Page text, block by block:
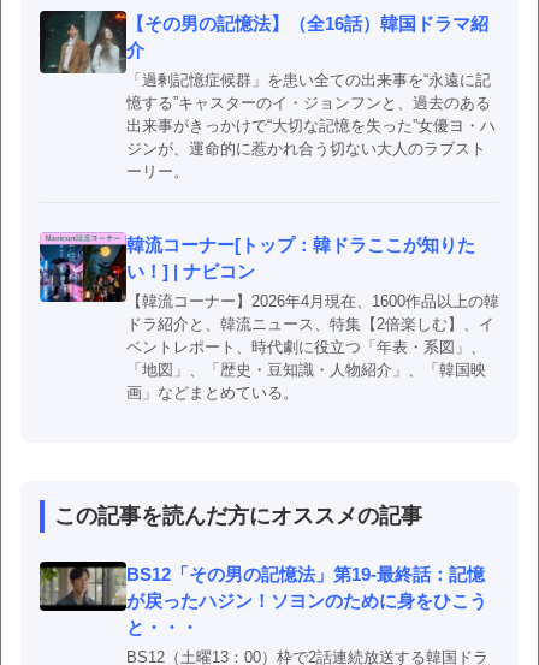
【その男の記憶法】（全16話）韓国ドラマ紹
介
「過剰記憶症候群」を患い全ての出来事を“永遠に記
憶する”キャスターのイ・ジョンフンと、過去のある
出来事がきっかけで“大切な記憶を失った”女優ヨ・ハ
ジンが、運命的に惹かれ合う切ない大人のラブスト
ーリー。
韓流コーナー[トップ：韓ドラここが知りた
い！] | ナビコン
【韓流コーナー】2026年4月現在、1600作品以上の韓
ドラ紹介と、韓流ニュース、特集【2倍楽しむ】、イ
ベントレポート、時代劇に役立つ「年表・系図」、
「地図」、「歴史・豆知識・人物紹介」、「韓国映
画」などまとめている。
この記事を読んだ方にオススメの記事
BS12「その男の記憶法」第19-最終話：記憶
が戻ったハジン！ソヨンのために身をひこう
と・・・
BS12（土曜13：00）枠で2話連続放送する韓国ドラ